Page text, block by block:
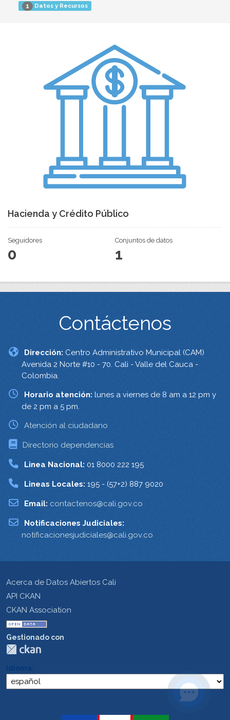
Hacienda y Crédito Público
Seguidores
0
Conjuntos de datos
1
1 Datos y Recursos
Contáctenos
Dirección: Centro Administrativo Municipal (CAM)
Avenida 2 Norte #10 - 70. Cali - Valle del Cauca -
Colombia.
Horario atención: lunes a viernes de 8 am a 12 pm y
de 2 pm a 5 pm.
Atención al ciudadano
Directorio dependencias
Linea Nacional: 01 8000 222 195
Lineas Locales: 195 - (57+2) 887 9020
Email: contactenos@cali.gov.co
Notificaciones Judiciales:
notificacionesjudiciales@cali.gov.co
Acerca de Datos Abiertos Cali
API CKAN
CKAN Association
Gestionado con